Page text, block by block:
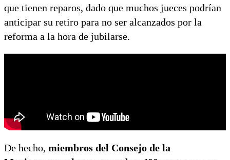
que tienen reparos, dado que muchos jueces podrían
anticipar su retiro para no ser alcanzados por la
reforma a la hora de jubilarse.
De hecho, miembros del Consejo de la